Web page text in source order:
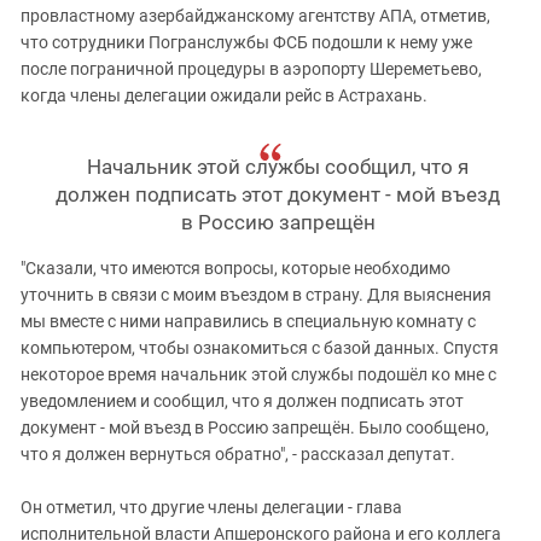
провластному азербайджанскому агентству АПА, отметив,
что сотрудники Погранслужбы ФСБ подошли к нему уже
после пограничной процедуры в аэропорту Шереметьево,
когда члены делегации ожидали рейс в Астрахань.
Начальник этой службы сообщил, что я
должен подписать этот документ - мой въезд
в Россию запрещён
"Сказали, что имеются вопросы, которые необходимо
уточнить в связи с моим въездом в страну. Для выяснения
мы вместе с ними направились в специальную комнату с
компьютером, чтобы ознакомиться с базой данных. Спустя
некоторое время начальник этой службы подошёл ко мне с
уведомлением и сообщил, что я должен подписать этот
документ - мой въезд в Россию запрещён. Было сообщено,
что я должен вернуться обратно", - рассказал депутат.
Он отметил, что другие члены делегации - глава
исполнительной власти Апшеронского района и его коллега